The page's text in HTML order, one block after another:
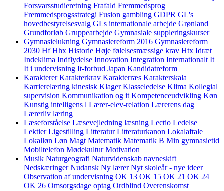
Forsvarsstudieretning Frafald Fremmedsprog
Fremmedsprogsstrategi Fusion gambling GDPR GL's
hovedbestyrelsesvalg GLs internationale arbejde Grønland
Grundforløb Gruppearbejde Gymnasiale suppleringskurser
Gymnasielukning Gymnasiereform 2016 Gymnasiereform
2030 Hf Hhx Historie Høje følelsesmæssige krav Htx Idræt
Indeklima Indflydelse Innovation Integration Internationalt It
It i undervisning It-forbud Japan Kandidatreform
Karakterer Karakterkrav Karakterræs Karakterskala
Karrierelæring kinesisk Klager Klasseledelse Klima Kollegial
supervision Kommunikation og it Kompetenceudvikling Køn
Kunstig intelligens l Lærer-elev-relation Lærerens dag
Lærerliv læring
Læseforståelse Læsevejledning læsning Lectio Ledelse
Lektier Ligestilling Litteratur Litteraturkanon Lokalaftale
Lokalløn Løn Magt Matematik Matematik B Min gymnasietid
Mobiltelefon Mødekultur Motivation
Musik Naturgeografi Naturvidenskab navneskift
Nedskæringer Nudansk Ny lærer Nyt skoleår - nye ideer
Observation af undervisning OK 13 OK 15 OK 21 OK 24
OK 26 Omsorgsdage optag Ordblind Overenskomst